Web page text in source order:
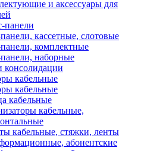
и аксессуары для
панели
кассетные, слотовые
комплектные
наборные
консолидации
кабельные
кабельные
кабельные
кабельные,
кабельные, стяжки, ленты
абонентские